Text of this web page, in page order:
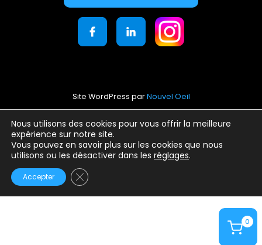
0
Nous utilisons des cookies pour vous offrir la meilleure
expérience sur notre site.
Vous pouvez en savoir plus sur les cookies que nous
utilisons ou les désactiver dans les réglages.
Accepter Fermer la bannière des cookies GDPR
Site WordPress parNouvel Oeil
Mentions légales
Conditions générales d’utilisation
Politique de confidentialité